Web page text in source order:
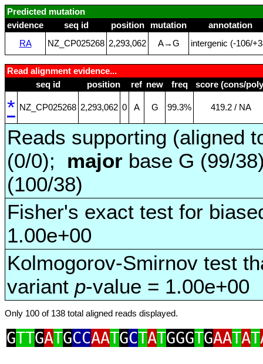
Predicted mutation
evidence
seq id position mutation
annotation
RA
NZ_CP025268 2,293,062 A→G intergenic (‑106/
Read alignment evidence...
seq id
position ref new freq score (cons/
* NZ_CP025268 2,293,062 0 A G 99.3% 419.2 / NA
Reads supporting (aligned
(0/0); major base G (99/
(100/38)
Fisher's exact test for
1.00e+00
Kolmogorov-Smirnov test
variant p-value = 1.00e+00
Only 100 of 138 total aligned reads displayed.
GTTGATGCCAATGCTATGGGTGAATAT